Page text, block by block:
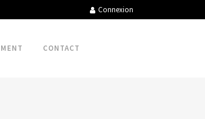
Connexion
CONTACT